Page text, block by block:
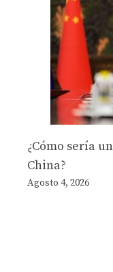
¿Cómo sería
China?
Agosto 4, 2026